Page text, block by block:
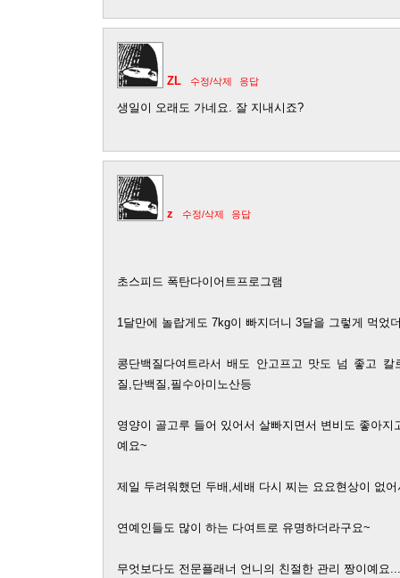
ZL 수정/삭제 응답
생일이 오래도 가네요. 잘 지내시죠?
z 수정/삭제 응답
초스피드 폭탄다이어트프로그램
1달만에 놀랍게도 7kg이 빠지더니 3달을 그렇게 먹었
콩단백질다여트라서 배도 안고프고 맛도 넘 좋고 칼
질,단백질,필수아미노산등
영양이 골고루 들어 있어서 살빠지면서 변비도 좋아
예요~
제일 두려워했던 두배,세배 다시 찌는 요요현상이 없
연예인들도 많이 하는 다여트로 유명하더라구요~
무엇보다도 전문플래너 언니의 친절한 관리 짱이예요...